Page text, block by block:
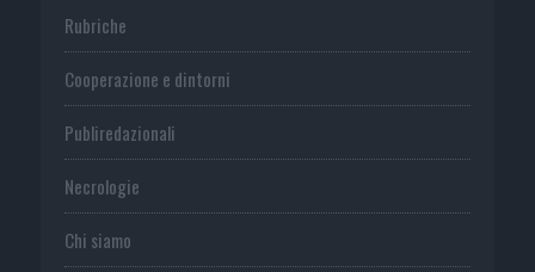
Rubriche
Cooperazione e dintorni
Publiredazionali
Necrologie
Chi siamo